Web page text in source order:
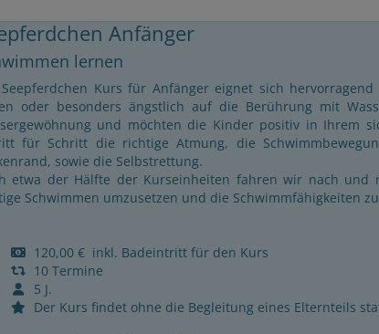
Anfänger
lernen
Kurs für Anfänger eignet sich
oder besonders ängstlich auf die Berührung mit
und möchten die Kinder positiv in Ihrem
für Schritt die richtige Atmung, die
sowie die Selbstrettung.
etwa der Hälfte der Kurseinheiten fahren wir nach
Schwimmen umzusetzen und die Schwimmfähigkeiten
120,00 € inkl. Badeintritt für den Kurs
10 Termine
5 J.
Der Kurs findet ohne die Begleitung eines Elternteils